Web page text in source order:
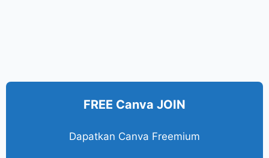
FREE Canva JOIN
Dapatkan Canva Freemium